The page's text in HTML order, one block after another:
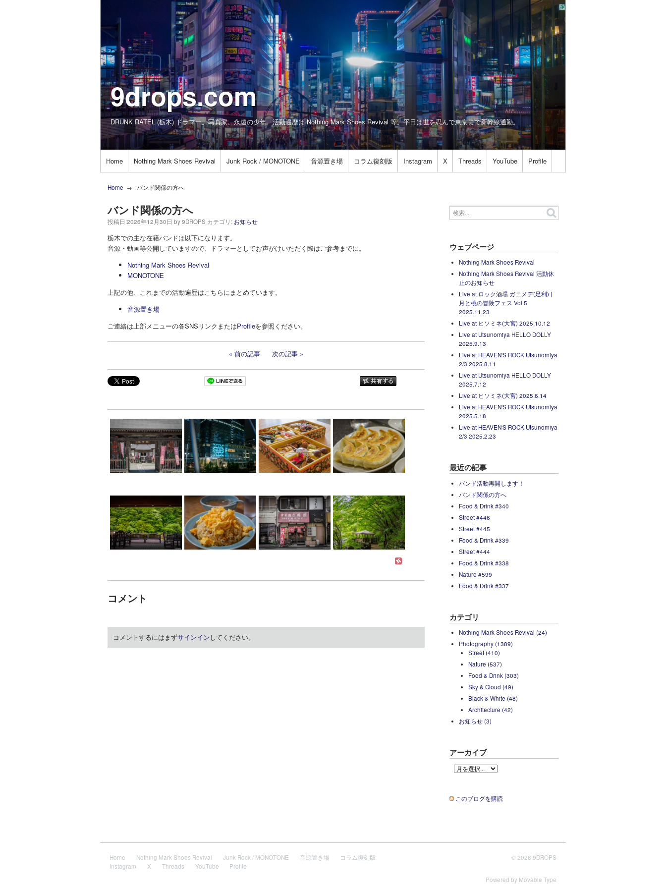
9drops.com
DRUNK RATEL (栃木) ドラマー。写真家。永遠の少年。活動遍歴は Nothing Mark Shoes Revival 等。平日は世を忍んで東京まで新幹線通勤。
Home Nothing Mark Shoes Revival Junk Rock / MONOTONE 音源置き場 コラム復刻版 Instagram X Threads YouTube Profile
Home バンド関係の方へ
バンド関係の方へ
投稿日:2026年12月30日 by9DROPS カテゴリ: お知らせ
栃木での主な在籍バンドは以下になります。
音源・動画等公開していますので、ドラマーとしてお声がけいただく際はご参考までに。
Nothing Mark Shoes Revival
MONOTONE
上記の他、これまでの活動遍歴はこちらにまとめています。
音源置き場
ご連絡は上部メニューの各SNSリンクまたはProfileを参照ください。
前の記事 次の記事
コメント
コメントするにはまずサインインしてください。
ウェブページ
Nothing Mark Shoes Revival
Nothing Mark Shoes Revival 活動休
止のお知らせ
Live at ロック酒場 ガニメデ(足利) |
月と桃の冒険フェス Vol.5
2025.11.23
Live at ヒソミネ(大宮) 2025.10.12
Live at Utsunomiya HELLO DOLLY
2025.9.13
Live at HEAVEN'S ROCK Utsunomiya
2/3 2025.8.11
Live at Utsunomiya HELLO DOLLY
2025.7.12
Live at ヒソミネ(大宮) 2025.6.14
Live at HEAVEN'S ROCK Utsunomiya
2025.5.18
Live at HEAVEN'S ROCK Utsunomiya
2/3 2025.2.23
最近の記事
バンド活動再開します！
バンド関係の方へ
Food & Drink #340
Street #446
Street #445
Food & Drink #339
Street #444
Food & Drink #338
Nature #599
Food & Drink #337
カテゴリ
Nothing Mark Shoes Revival (24)
Photography (1389)
Street (410)
Nature (537)
Food & Drink (303)
Sky & Cloud (49)
Black & White (48)
Architecture (42)
お知らせ (3)
アーカイブ
このブログを購読
Home Nothing Mark Shoes Revival Junk Rock / MONOTONE 音源置き場
コラム復刻版
Instagram
X Threads YouTube Profile
© 2026 9DROPS
Powered by Movable Type